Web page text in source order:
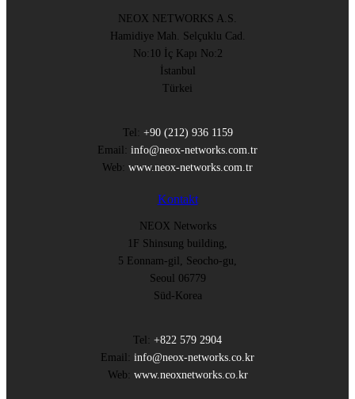
NEOX NETWORKS A.S.
Hamidiye Mah. Selçuklu Cad.
No:10 İç Kapı No:2
İstanbul
Türkei
Tel: +90 (212) 936 1159
Email: info@neox-networks.com.tr
Web: www.neox-networks.com.tr
Kontakt
NEOX Networks
1F Shinsung building,
5 Eonnam-gil, Seocho-gu,
Seoul 06779
Süd-Korea
Tel: +822 579 2904
Email: info@neox-networks.co.kr
Web: www.neoxnetworks.co.kr